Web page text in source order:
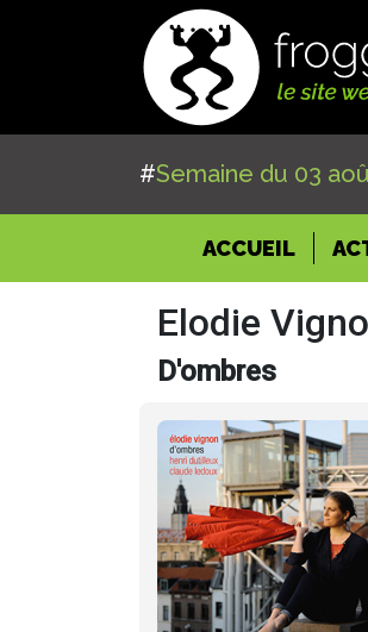
#Semaine du 03
ACCUEIL
Elodie
D'ombres